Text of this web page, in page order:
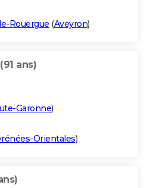
Rouergue (Aveyron)
(91 ans)
Garonne)
Orientales)